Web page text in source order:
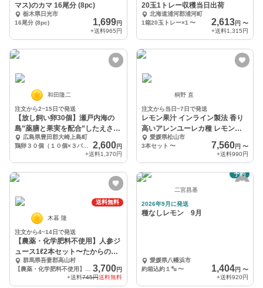
マス)のカマ 16尾分 (8pc)
栃木県日光市
16尾分 (8pc)
1,699円
+送料965円
20玉1トレー収穫当日出荷
北海道浦河郡浦河町
1箱20玉トレー×1 〜 2,613円 〜
+送料1,315円
和田隆二
注文から2~15日で発送
【放し飼い卵30個】瀬戸内海の
島”薬膳と果実を配合”したえさで
育ったもみじの卵
広島県豊田郡大崎上島町
鶏卵３０個（１０個×３パック）
2,600円
+送料1,370円
桐野 直
注文から当日~7日で発送
レモン果汁 インライン製法 香り
高いアレンユーレカ種 レモンジ
ュース 1L大容量
愛媛県松山市
3本セット 〜 7,560円 〜
+送料990円
送料無料
木暮 隆
注文から4~14日で発送
【農薬・化学肥料不使用】人参ジ
ュース1ℓ2本セット〜たからのや
またかやま〜
群馬県吾妻郡高山村
3,700円
+送料745円送料無料
予約
二宮昌基
2026年9月に発送
種なしレモン 9月
愛媛県八幡浜市
約箱込約１㌔ 〜 1,404円 〜
+送料920円